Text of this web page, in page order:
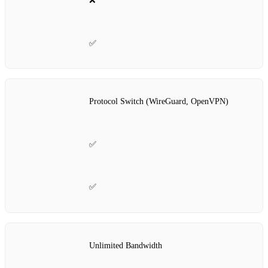
✅
Protocol Switch (WireGuard, OpenVPN)
✅
✅
Unlimited Bandwidth